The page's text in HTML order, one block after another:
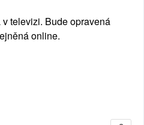
televizi. Bude opravená
online.